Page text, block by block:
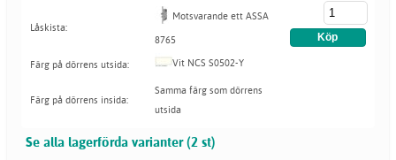
Låskista:
Motsvarande ett ASSA
8765
Färg på dörrens utsida:
Vit NCS S0502-Y
Färg på dörrens insida:
Samma färg som dörrens
utsida
Se alla lagerförda varianter (2 st)